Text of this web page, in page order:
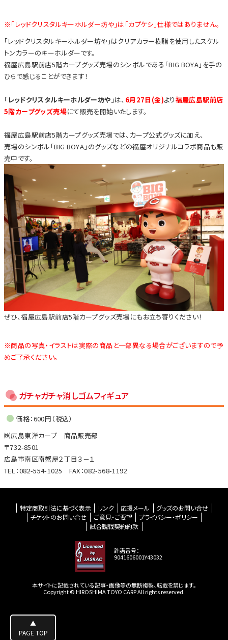
※「レッドクリスタルキーホルダー坊や」は「カプケシ」仕様ではありません。
「レッドクリスタルキーホルダー坊や」はクリアカラー樹脂を使用したスケル
トンカラーのキーホルダーです。
福屋広島駅前店5階カープグッズ売場のシンボルである「BIG BOYA」を手の
ひらで感じることができます！
「レッドクリスタルキーホルダー坊や 」は、 6月27日(金)より福屋広島駅前店
5階カープグッズ売場にて販売を開始いたします。
福屋広島駅前店5階カープグッズ売場では、カープ公式グッズに加え、
売場のシンボル「BIG BOYA」のグッズなどの福屋オリジナルコラボ商品も販
売中です。
ぜひ、福屋広島駅前店5階カープグッズ売場にもお立ち寄りください！
※商品の写真・イラストは実際の商品と一部異なる場合がございますので予
めご了承ください。
ガチャガチャ消しゴムフィギュア
価格：600円（税込）
㈱広島東洋カープ 商品販売部
〒732-8501
広島市南区南蟹屋２丁目３－１
TEL：082-554-1025 FAX：082-568-1192
特定商取引法に基づく表示 リンク 応援メール
グッズのお問い合せ
チケットのお問い合せ
ご意見・ご要望
プライバシー・ポリシー
試合観戦契約約款
本サイトに記載されている記事・画像等の無断複製、転載を禁じます。
Copyright © HIROSHIMA TOYO CARP All rights reserved.
許諾番号：
9041606001Y43032
▲
PAGE TOP